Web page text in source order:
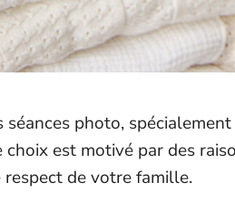
séances photo,
choix est motivé par des
respect de votre famille.